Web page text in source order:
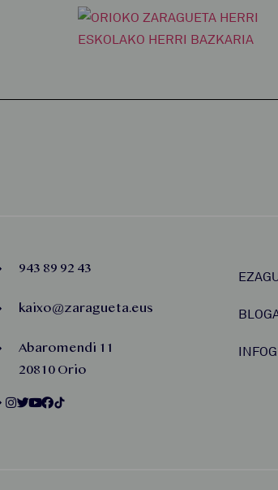
943 89 92 43
kaixo@zaragueta.eus
Abaromendi 11
20810 Orio